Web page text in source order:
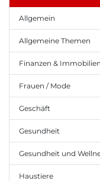
Allgemein
Allgemeine Themen
Finanzen & Immobilien
Frauen / Mode
Geschäft
Gesundheit
Gesundheit und
Haustiere